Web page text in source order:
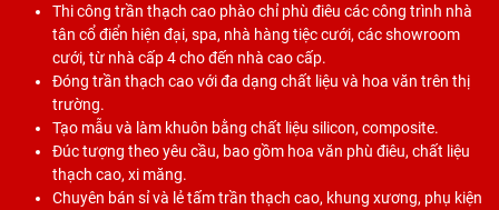
Thi công trần thạch cao phào chỉ phù điêu các công trình nhà
tân cổ điển hiện đại, spa, nhà hàng tiệc cưới, các showroom
cưới, từ nhà cấp 4 cho đến nhà cao cấp.
Đóng trần thạch cao với đa dạng chất liệu và hoa văn trên thị
trường.
Tạo mẫu và làm khuôn bằng chất liệu silicon, composite.
Đúc tượng theo yêu cầu, bao gồm hoa văn phù điêu, chất liệu
thạch cao, xi măng.
Chuyên bán sỉ và lẻ tấm trần thạch cao, khung xương, phụ kiện